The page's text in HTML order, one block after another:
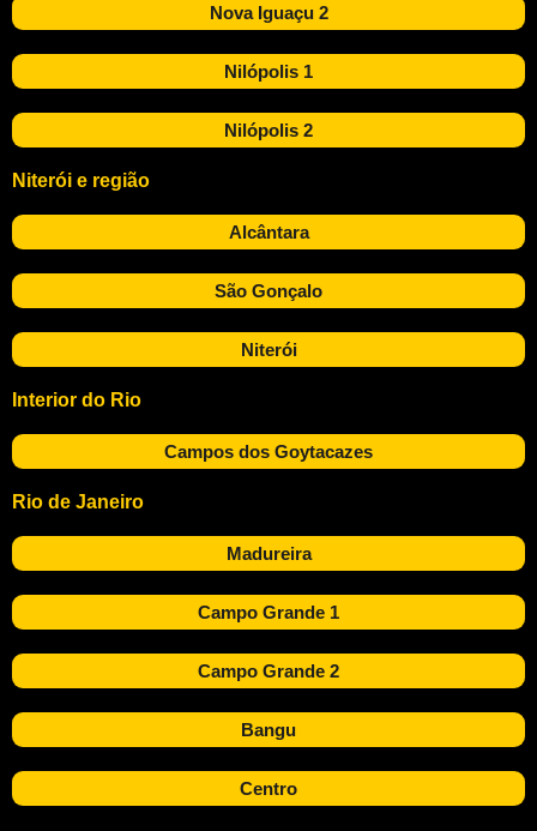
Nova Iguaçu 2
Nilópolis 1
Nilópolis 2
Niterói e região
Alcântara
São Gonçalo
Niterói
Interior do Rio
Campos dos Goytacazes
Rio de Janeiro
Madureira
Campo Grande 1
Campo Grande 2
Bangu
Centro